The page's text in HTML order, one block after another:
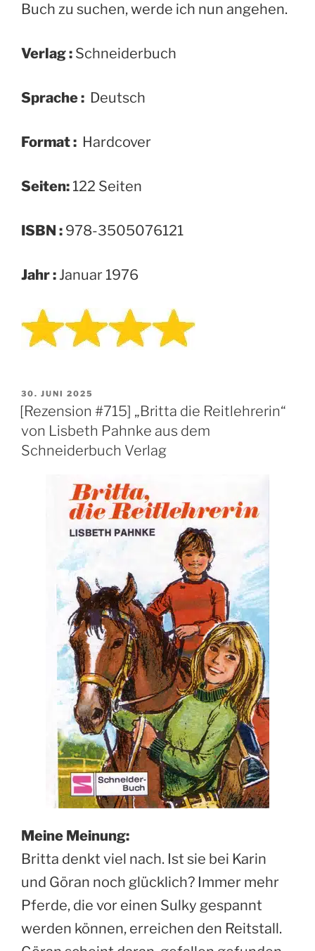
Buch zu suchen, werde ich nun angehen.
Verlag : ‎Schneiderbuch
Sprache : ‎ Deutsch
Format : ‎ Hardcover
Seiten: 122 Seiten
ISBN : 978-3505076121
Jahr : Januar 1976
VERÖFFENTLICHT
AM
30. JUNI 2025
[Rezension #715] „Britta die Reitlehrerin“
von Lisbeth Pahnke aus dem
Schneiderbuch Verlag
Meine Meinung:
Britta denkt viel nach. Ist sie bei Karin
und Göran noch glücklich? Immer mehr
Pferde, die vor einen Sulky gespannt
werden können, erreichen den Reitstall.